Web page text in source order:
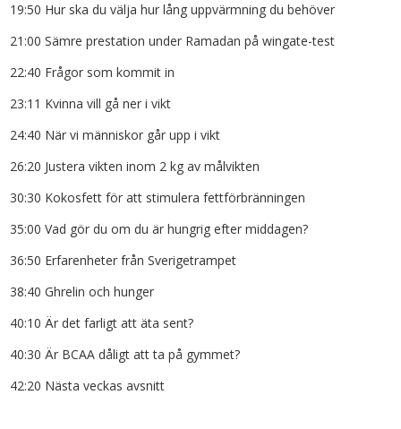
19:50 Hur ska du välja hur lång uppvärmning du behöver
21:00 Sämre prestation under Ramadan på wingate-test
22:40 Frågor som kommit in
23:11 Kvinna vill gå ner i vikt
24:40 När vi människor går upp i vikt
26:20 Justera vikten inom 2 kg av målvikten
30:30 Kokosfett för att stimulera fettförbränningen
35:00 Vad gör du om du är hungrig efter middagen?
36:50 Erfarenheter från Sverigetrampet
38:40 Ghrelin och hunger
40:10 Är det farligt att äta sent?
40:30 Är BCAA dåligt att ta på gymmet?
42:20 Nästa veckas avsnitt